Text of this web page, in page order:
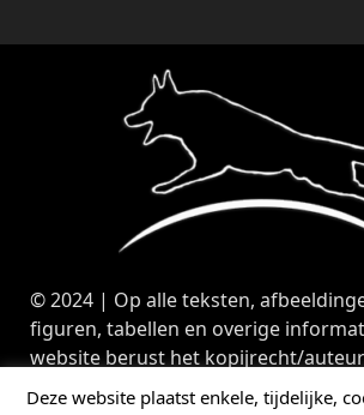
© 2024 | Op alle teksten,
figuren, tabellen en overige
website berust het kopijrecht/
van deze website mag zonder
Deze website plaatst enkele, tijdelijke,